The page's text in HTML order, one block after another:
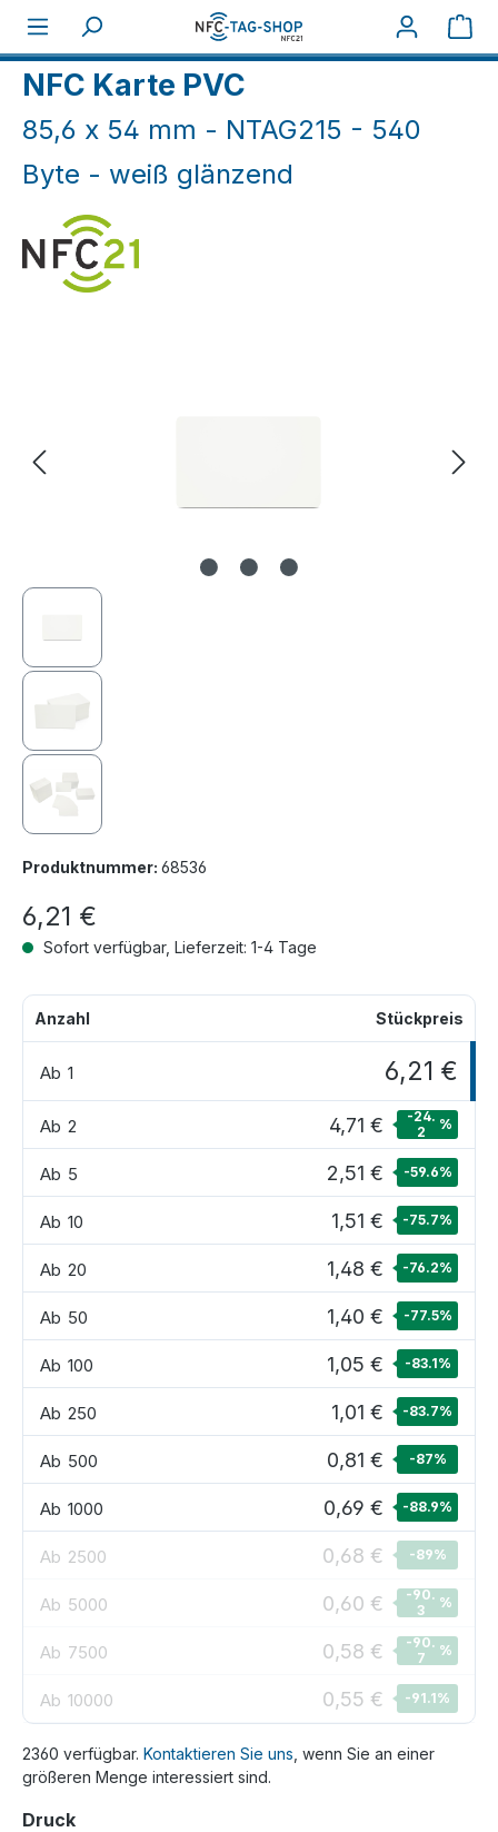
Zum Hauptinhalt springen
NFC Karten weiß & farbig
NFC Karte PVC
85,6 x 54 mm - NTAG215 - 540
Byte - weiß glänzend
Produktnummer: 68536
6,21 €
Sofort verfügbar, Lieferzeit: 1-4 Tage
Anzahl Stückpreis
Ab 1 6,21 €
Ab 2 4,71 €
-24.
2
%
Ab 5 2,51 € -59.6%
Ab 10 1,51 € -75.7%
Ab 20 1,48 € -76.2%
Ab 50 1,40 € -77.5%
Ab 100 1,05 € -83.1%
Ab 250 1,01 € -83.7%
Ab 500 0,81 € -87%
Ab 1000 0,69 € -88.9%
Ab 2500 0,68 € -89%
Ab 5000 0,60 €
-90.
3
%
Ab 7500 0,58 €
-90.
7
%
Ab 10000 0,55 € -91.1%
2360 verfügbar. Kontaktieren Sie uns , wenn Sie an einer
größeren Menge interessiert sind.
Druckauswählen